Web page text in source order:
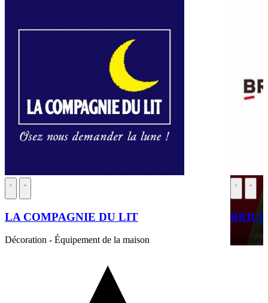
LA COMPAGNIE DU LIT
Décoration - Équipement de la maison